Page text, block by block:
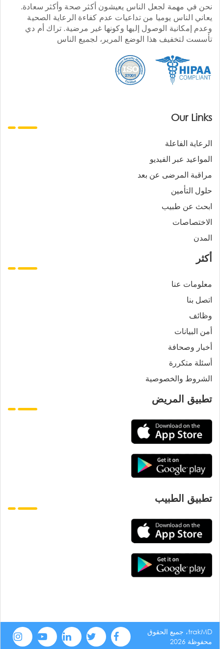
نحن في مهمة لجعل الناس يعيشون أكثر صحة وأكثر سعادة.
يعاني الناس يوميا من تداعيات عدم كفاءة الرعاية الصحية
وعدم إمكانية الوصول إليها وكونها غير مرضية. تراك أم دي
تأسست لتخفيف هذا الوضع المرير، لجميع الناس
Our Links
الرعاية الفاعلة
المواعيد عبر الفيديو
مراقبة المرضى عن بعد
حلول التأمين
ابحث عن طبيب
الاختصاصات
المدن
أكثر
معلومات عنا
اتصل بنا
وظائف
أمن البيانات
أخبار وصحافة
أسئلة متكررة
الشروط والخصوصية
تطبيق المريض
تطبيق الطبيب
trakMD، جميع الحقوق
محفوظة 2026